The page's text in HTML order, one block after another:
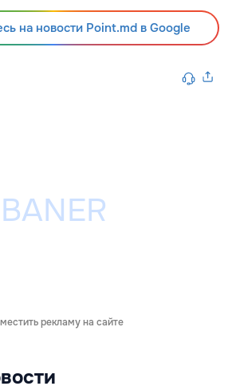
на новости Point.md в Google
рекламу на сайте